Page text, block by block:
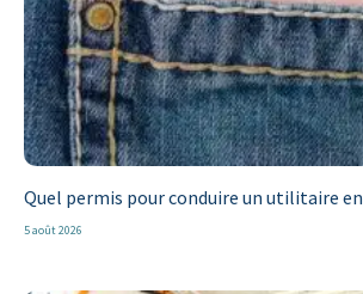
Quel permis pour conduire un utilitaire en
5 août 2026